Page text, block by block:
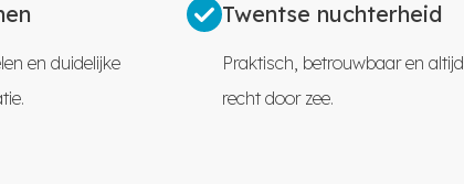
en duidelijke
Twentse nuchterheid
Praktisch, betrouwbaar en altijd
recht door zee.